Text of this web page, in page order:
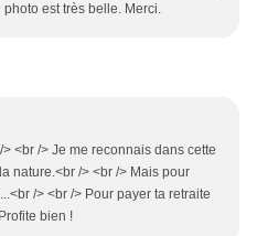
photo est très belle. Merci.
<br /> Je me reconnais dans cette
nature.<br /> <br /> Mais pour
/> <br /> Pour payer ta retraite
bien !